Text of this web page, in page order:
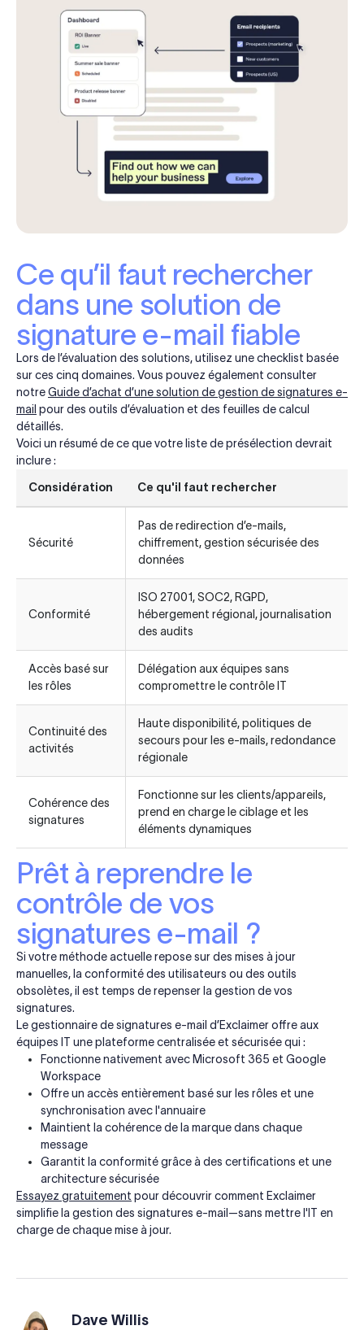
Ce qu’il faut rechercher
dans une solution de
signature e-mail fiable
Lors de l’évaluation des solutions, utilisez une checklist basée
sur ces cinq domaines. Vous pouvez également consulter
notreGuide d’achat d’une solution de gestion de signatures e-
mail pour des outils d’évaluation et des feuilles de calcul
détaillés.
Voici un résumé de ce que votre liste de présélection devrait
inclure :
Considération Ce qu'il faut rechercher
Sécurité
Pas de redirection d’e-mails,
chiffrement, gestion sécurisée des
données
Conformité
ISO 27001, SOC2, RGPD,
hébergement régional, journalisation
des audits
Accès basé sur
les rôles
Délégation aux équipes sans
compromettre le contrôle IT
Continuité des
activités
Haute disponibilité, politiques de
secours pour les e-mails, redondance
régionale
Cohérence des
signatures
Fonctionne sur les clients/appareils,
prend en charge le ciblage et les
éléments dynamiques
Prêt à reprendre le
contrôle de vos
signatures e-mail ?
Si votre méthode actuelle repose sur des mises à jour
manuelles, la conformité des utilisateurs ou des outils
obsolètes, il est temps de repenser la gestion de vos
signatures.
Le gestionnaire de signatures e-mail d’Exclaimer offre aux
équipes IT une plateforme centralisée et sécurisée qui :
Fonctionne nativement avec Microsoft 365 et Google
Workspace
Offre un accès entièrement basé sur les rôles et une
synchronisation avec l'annuaire
Maintient la cohérence de la marque dans chaque
message
Garantit la conformité grâce à des certifications et une
architecture sécurisée
Essayez gratuitement pour découvrir comment Exclaimer
simplifie la gestion des signatures e-mail—sans mettre l'IT en
charge de chaque mise à jour.
Dave Willis